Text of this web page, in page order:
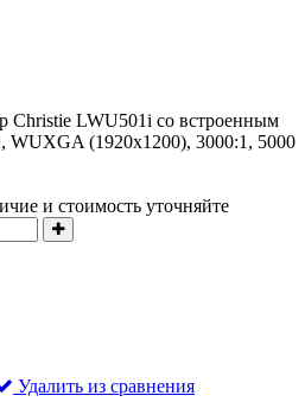
Christie LWU501i со встроенным
WUXGA (1920х1200), 3000:1, 5000
и стоимость уточняйте
Удалить из сравнения